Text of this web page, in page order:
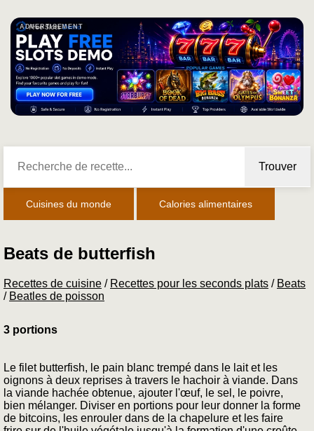
ADVERTISEMENT
Trouver
Cuisines du monde Calories alimentaires
Beats de butterfish
Recettes de cuisine / Recettes pour les seconds plats / Beats
/ Beatles de poisson
3 portions
Le filet butterfish, le pain blanc trempé dans le lait et les
oignons à deux reprises à travers le hachoir à viande. Dans
la viande hachée obtenue, ajouter l'œuf, le sel, le poivre,
bien mélanger. Diviser en portions pour leur donner la forme
de bitcoins, les enrouler dans de la chapelure et les faire